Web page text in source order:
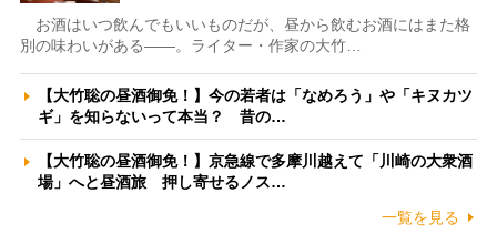
お酒はいつ飲んでもいいものだが、昼から飲むお酒にはまた格
別の味わいがある――。ライター・作家の大竹…
【大竹聡の昼酒御免！】今の若者は「なめろう」や「キヌカツ
ギ」を知らないって本当？ 昔の…
【大竹聡の昼酒御免！】京急線で多摩川越えて「川崎の大衆酒
場」へと昼酒旅 押し寄せるノス…
一覧を見る